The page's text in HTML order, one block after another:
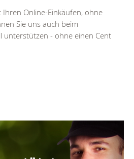
Online-Einkäufen, ohne
Sie uns auch beim
unterstützen - ohne einen Cent